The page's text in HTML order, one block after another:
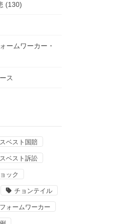
(130)
ームワーカー・
ス
ベスト国賠
ベスト訴訟
ック
チョンテイル
ォームワーカー